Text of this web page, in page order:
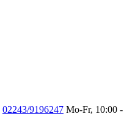
02243/9196247 Mo-Fr, 10:00 -